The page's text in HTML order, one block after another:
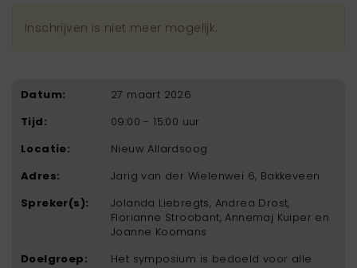
Inschrijven is niet meer mogelijk.
Datum:
27 maart 2026
Tijd:
09:00 - 15:00 uur
Locatie:
Nieuw Allardsoog
Adres:
Jarig van der Wielenwei 6, Bakkeveen
Spreker(s):
Jolanda Liebregts, Andrea Drost,
Florianne Stroobant, Annemaj Kuiper en
Joanne Koomans
Doelgroep:
Het symposium is bedoeld voor alle